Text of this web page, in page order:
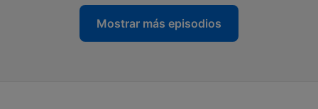
Mostrar más episodios